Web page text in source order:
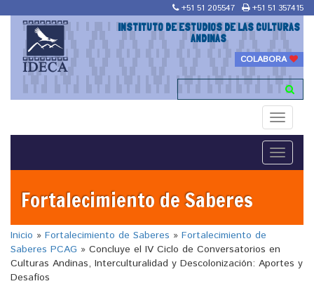
+51 51 205547 +51 51 357415
INSTITUTO DE ESTUDIOS DE LAS CULTURAS
ANDINAS
COLABORA
Toggle
Toggle
Fortalecimiento de Saberes
Inicio » Fortalecimiento de Saberes » Fortalecimiento de
Saberes PCAG » Concluye el IV Ciclo de Conversatorios en
Culturas Andinas, Interculturalidad y Descolonización: Aportes y
Desafíos